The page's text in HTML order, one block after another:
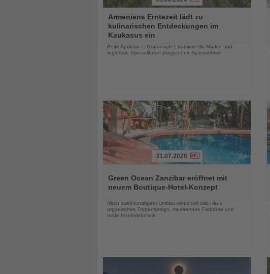
Sie
die
Nachrichten
Armeniens Erntezeit lädt zu
kulinarischen Entdeckungen im
Kaukasus ein
Reife Aprikosen, Granatäpfel, traditionelle Märkte und
regionale Spezialitäten prägen den Spätsommer
Sie
die
31.07.2026
Green Ocean Zanzibar eröffnet mit
neuem Boutique-Hotel-Konzept
Nach zweimonatigem Umbau verbindet das Haus
organisches Tropendesign, mediterrane Farbtöne und
neue Inselerlebnisse